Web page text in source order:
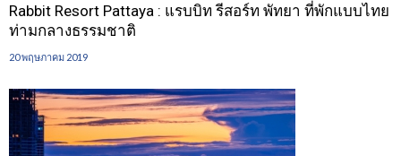
Rabbit Resort Pattaya : แรบบิท รีสอร์ท พัทยา ที่พักแบบไทย
ท่ามกลางธรรมชาติ
20 พฤษภาคม 2019